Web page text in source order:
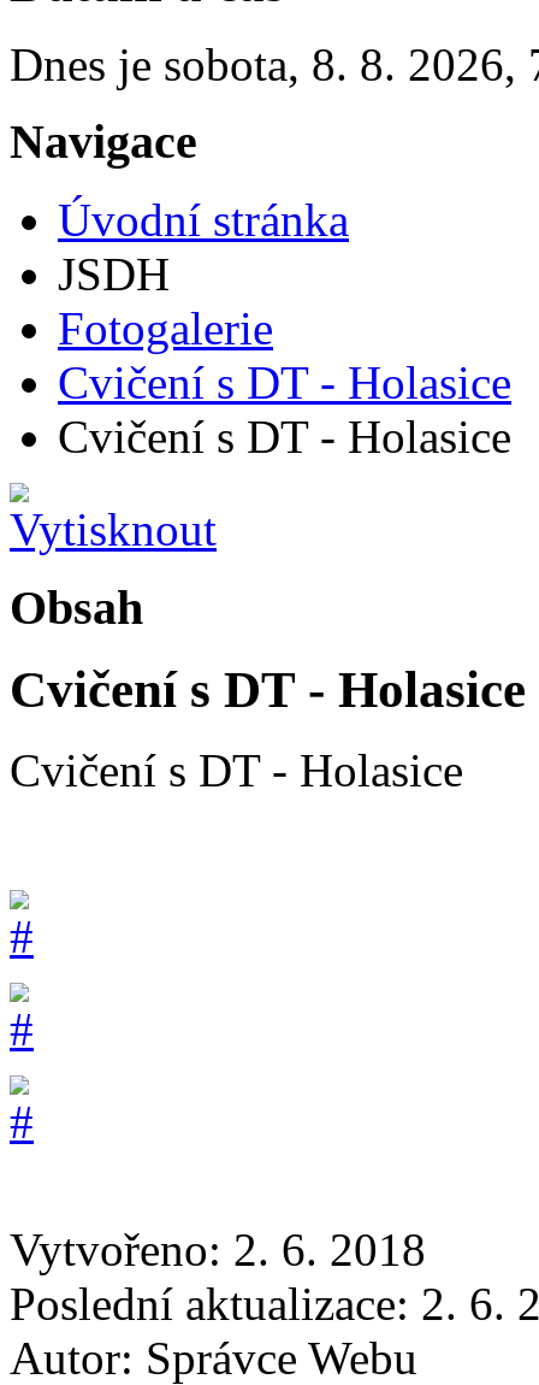
Dnes je sobota, 8. 8. 2026,
Navigace
Úvodní stránka
JSDH
Fotogalerie
Cvičení s DT - Holasice
Cvičení s DT - Holasice
Obsah
Cvičení s DT - Holasice
Cvičení s DT - Holasice
Vytvořeno: 2. 6. 2018
Poslední aktualizace: 2. 6.
Autor: Správce Webu